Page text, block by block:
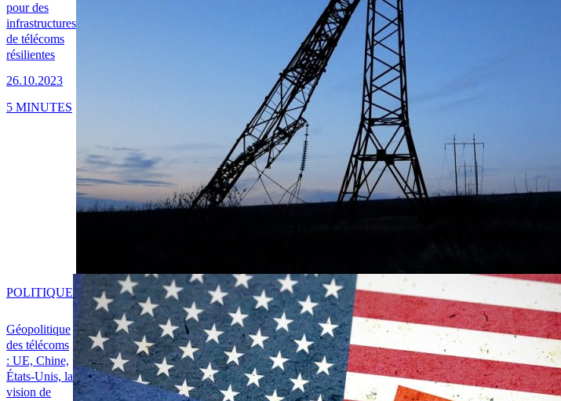
pour des
infrastructures
de télécoms
résilientes
26.10.2023
5 MINUTES
Géopolitique
des télécoms
: UE, Chine,
États-Unis, la
vision de
POLITIQUE